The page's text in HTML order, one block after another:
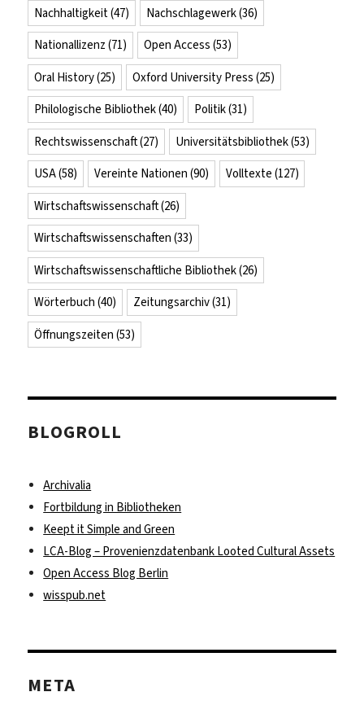
Nachhaltigkeit(47) Nachschlagewerk(36)
Nationallizenz (71) Open Access (53)
Oral History(25) Oxford University Press (25)
Philologische Bibliothek(40) Politik(31)
Rechtswissenschaft(27) Universitätsbibliothek(53)
USA(58) Vereinte Nationen (90) Volltexte (127)
Wirtschaftswissenschaft(26)
Wirtschaftswissenschaften (33)
Wirtschaftswissenschaftliche Bibliothek(26)
Wörterbuch (40) Zeitungsarchiv(31)
Öffnungszeiten (53)
BLOGROLL
Archivalia
Fortbildung in Bibliotheken
Keept it Simple and Green
LCA-Blog – Provenienzdatenbank Looted Cultural Assets
Open Access Blog Berlin
wisspub.net
META